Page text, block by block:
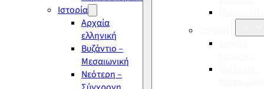
Ιστορία
Αρχαία
ελληνική
Βυζάντιο –
Μεσαιωνική
Νεότερη –